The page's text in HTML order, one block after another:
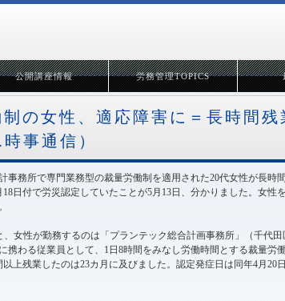
公開講座情報 労務管理TOPICS
制の女性、適応障害に＝長時間
事通信）
事務所で専門業務型の裁量労働制を適用された20代女性が長時
日付で労災認定していたことが5月13日、分かりました。女性
女性が勤務するのは「プランテック総合計画事務所」（千代田
携わる従業員として、1日8時間をみなし労働時間とする裁量労
以上残業したのは23カ月に及びました。認定発症日は同年4月20